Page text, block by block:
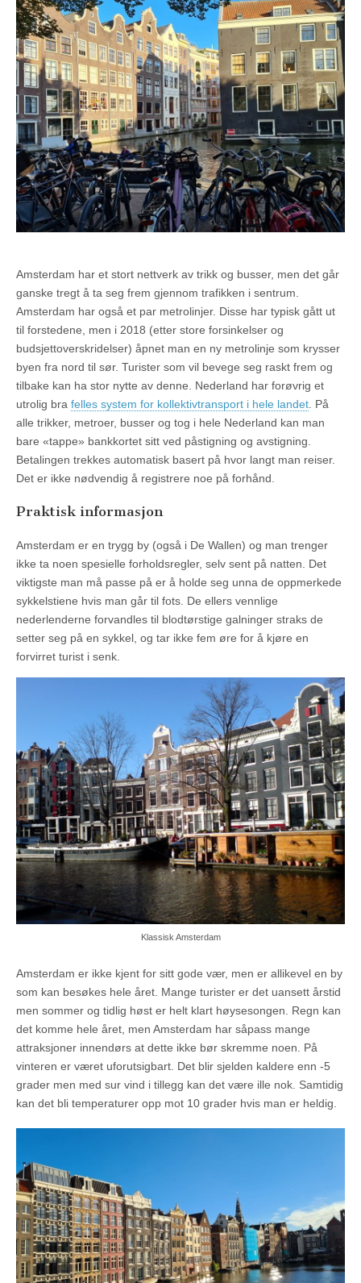
Amsterdam har et stort nettverk av trikk og busser, men det går
ganske tregt å ta seg frem gjennom trafikken i sentrum.
Amsterdam har også et par metrolinjer. Disse har typisk gått ut
til forstedene, men i 2018 (etter store forsinkelser og
budsjettoverskridelser) åpnet man en ny metrolinje som krysser
byen fra nord til sør. Turister som vil bevege seg raskt frem og
tilbake kan ha stor nytte av denne. Nederland har forøvrig et
utrolig bra felles system for kollektivtransport i hele landet . På
alle trikker, metroer, busser og tog i hele Nederland kan man
bare «tappe» bankkortet sitt ved påstigning og avstigning.
Betalingen trekkes automatisk basert på hvor langt man reiser.
Det er ikke nødvendig å registrere noe på forhånd.
Praktisk informasjon
Amsterdam er en trygg by (også i De Wallen) og man trenger
ikke ta noen spesielle forholdsregler, selv sent på natten. Det
viktigste man må passe på er å holde seg unna de oppmerkede
sykkelstiene hvis man går til fots. De ellers vennlige
nederlenderne forvandles til blodtørstige galninger straks de
setter seg på en sykkel, og tar ikke fem øre for å kjøre en
forvirret turist i senk.
Klassisk Amsterdam
Amsterdam er ikke kjent for sitt gode vær, men er allikevel en by
som kan besøkes hele året. Mange turister er det uansett årstid
men sommer og tidlig høst er helt klart høysesongen. Regn kan
det komme hele året, men Amsterdam har såpass mange
attraksjoner innendørs at dette ikke bør skremme noen. På
vinteren er været uforutsigbart. Det blir sjelden kaldere enn -5
grader men med sur vind i tillegg kan det være ille nok. Samtidig
kan det bli temperaturer opp mot 10 grader hvis man er heldig.